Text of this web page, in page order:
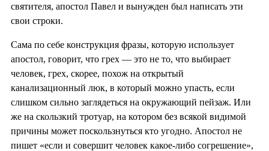
святителя, апостол Павел и вынужден был написать эти
свои строки.
Сама по себе конструкция фразы, которую использует
апостол, говорит, что грех — это не то, что выбирает
человек, грех, скорее, похож на открытый
канализационный люк, в который можно упасть, если
слишком сильно заглядеться на окружающий пейзаж. Или
же на скользкий тротуар, на котором без всякой видимой
причины может поскользнуться кто угодно. Апостол не
пишет «если и совершит человек какое-либо согрешение»,